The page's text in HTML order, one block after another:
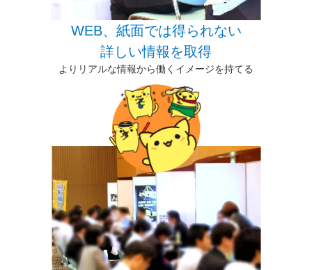
WEB、紙面では得られない
詳しい情報を取得
よりリアルな情報から働くイメージを持てる